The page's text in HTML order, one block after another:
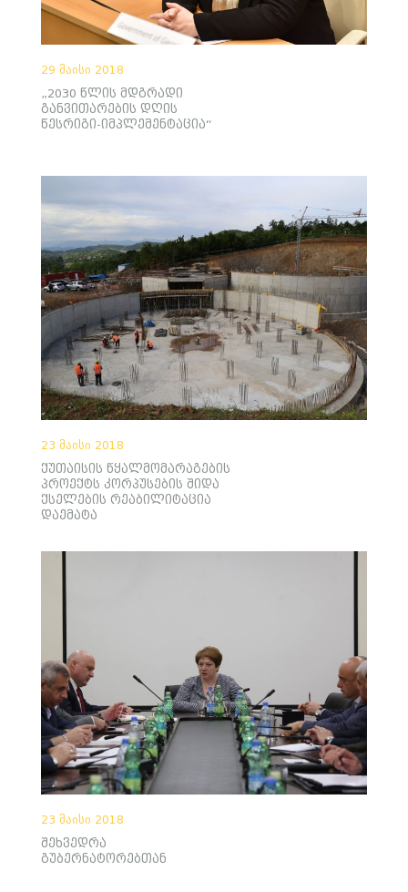
29 მაისი 2018
„2030 წლის მდგრადი
განვითარების დღის
წესრიგი-იმპლემენტაცია“
23 მაისი 2018
ქუთაისის წყალმომარაგების
პროექტს კორპუსების შიდა
ქსელების რეაბილიტაცია
დაემატა
23 მაისი 2018
შეხვედრა
გუბერნატორებთან